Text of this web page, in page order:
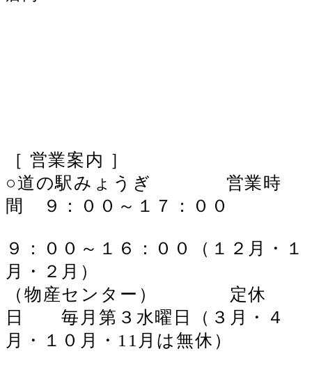
［ 営業案内 ］
○道の駅みょうぎ 営業時
間 ９：００～１７：００
９：００～１６：００（１２月・１
月・２月）
（物産センター）
定休
日 毎月第３水曜日（３月・４
月・１０月・11月は無休）